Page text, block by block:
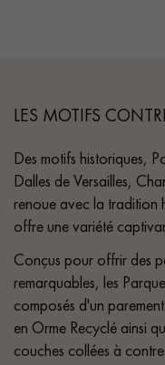
LES MOTIFS
Des motifs historiques,
Dalles de Versailles,
renoue avec la tradition
offre une variété
Conçus pour offrir des
remarquables, les
composés d'un
en Orme Recyclé ainsi
couches collées à